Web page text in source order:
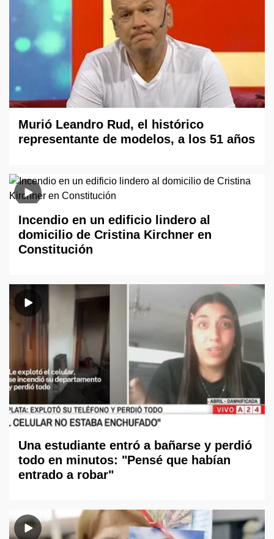
Murió Leandro Rud, el histórico
representante de modelos, a los 51 años
Incendio en un edificio lindero al
domicilio de Cristina Kirchner en
Constitución
Una estudiante entró a bañarse y perdió
todo en minutos: "Pensé que habían
entrado a robar"